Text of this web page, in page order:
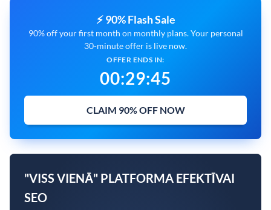
⚡ 90% Flash Sale
90% off your first month on monthly plans. Your personal
30-minute offer is live now.
OFFER ENDS IN:
00:29:43
CLAIM 90% OFF NOW
"VISS VIENĀ" PLATFORMA EFEKTĪVAI
SEO